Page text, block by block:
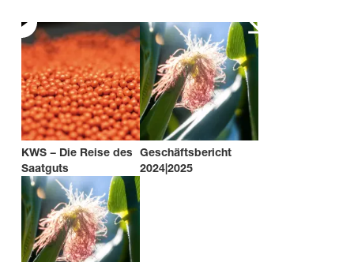
KWS − Die Reise des
Saatguts
Geschäftsbericht
2024|2025